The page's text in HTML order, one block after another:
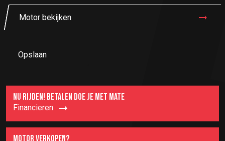
Motor bekijken
Opslaan
NU RIJDEN! BETALEN DOE JE MET MATE
Financieren
MOTOR VERKOPEN?